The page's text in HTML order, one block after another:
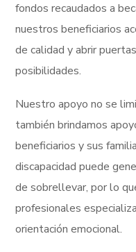
fondos recaudados a
nuestros beneficiarios
de calidad y abrir
posibilidades.
Nuestro apoyo no se
también brindamos
beneficiarios y sus
discapacidad puede
de sobrellevar, por lo
profesionales
orientación emocional.